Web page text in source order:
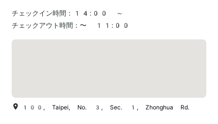
チェックイン時間：
14:00 ～
チェックアウト時間： 〜 11:00
100, Taipei, No. 3, Sec. 1, Zhonghua Rd.